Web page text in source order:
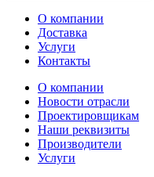
О компании
Доставка
Услуги
Контакты
О компании
Новости отрасли
Проектировщикам
Наши реквизиты
Производители
Услуги